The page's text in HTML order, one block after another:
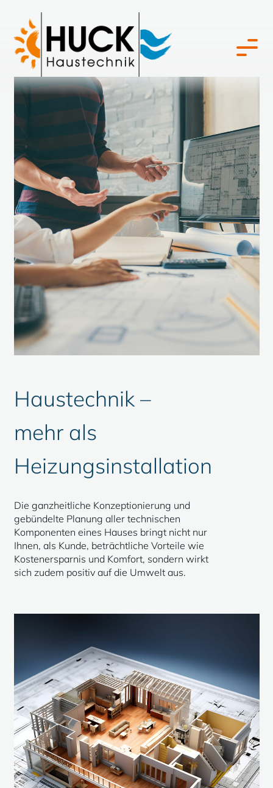
Haustechnik –
mehr als
Heizungsinstallation
Die ganzheitliche Konzeptionierung und
gebündelte Planung aller technischen
Komponenten eines Hauses bringt nicht nur
Ihnen, als Kunde, beträchtliche Vorteile wie
Kostenersparnis und Komfort, sondern wirkt
sich zudem positiv auf die Umwelt aus.